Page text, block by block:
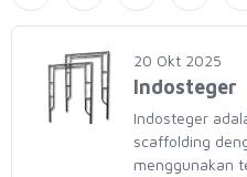
20 Okt 2025
Indosteger
Indosteger
scaffolding
menggunakan